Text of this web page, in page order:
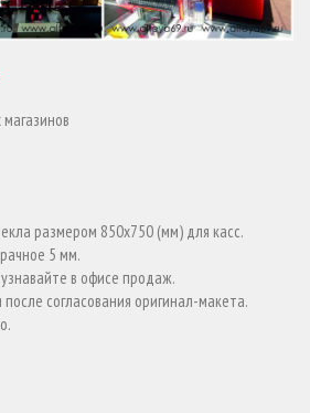
размером 850х750 (мм) для касс.
5 мм.
в офисе продаж.
согласования оригинал-макета.